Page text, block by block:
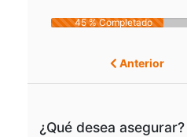
Anterior
45 % Completado
¿Qué desea asegurar?